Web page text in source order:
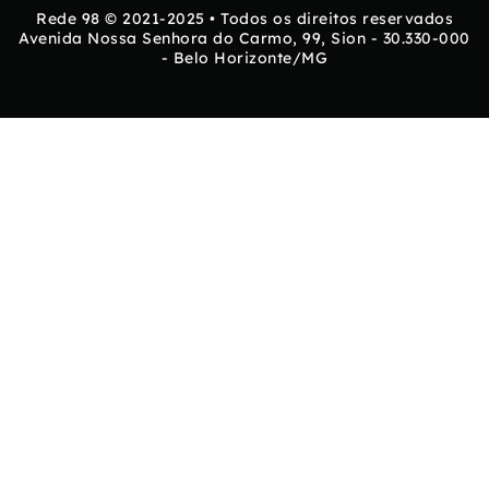
Rede 98 © 2021-2025 • Todos os direitos reservados
Avenida Nossa Senhora do Carmo, 99, Sion - 30.330-000
- Belo Horizonte/MG